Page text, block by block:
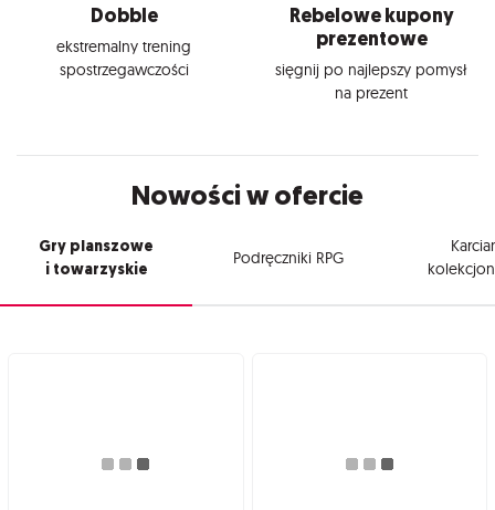
Dobble
ekstremalny trening
spostrzegawczości
Rebelowe kupony
prezentowe
sięgnij po najlepszy pomysł
na prezent
Nowości w ofercie
Gry planszowe
i towarzyskie
Podręczniki RPG